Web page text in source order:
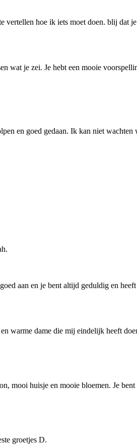
hoe ik iets moet doen. blij dat
je zei. Je hebt een mooie
en goed gedaan. Ik kan niet wachten
aan en je bent altijd geduldig en
warme dame die mij eindelijk heeft
mooi huisje en mooie bloemen. Je bent
groetjes D.